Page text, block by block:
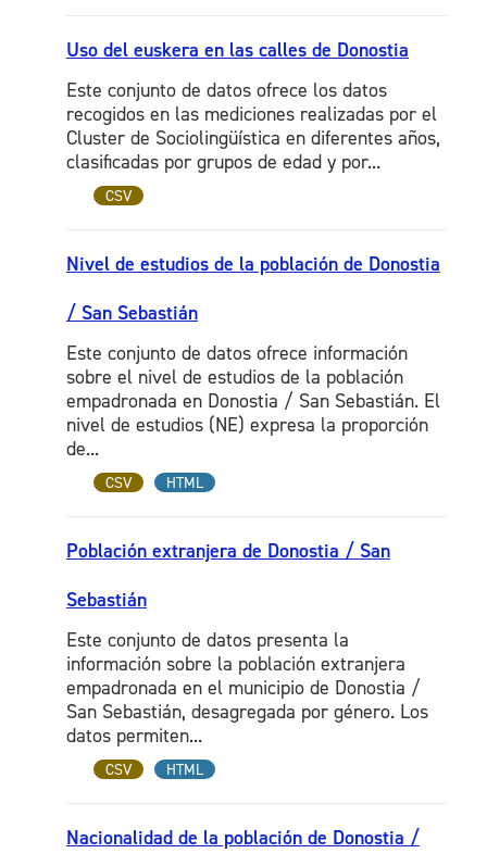
Uso del euskera en las calles de Donostia
Este conjunto de datos ofrece los datos
recogidos en las mediciones realizadas por el
Cluster de Sociolingüística en diferentes años,
clasificadas por grupos de edad y por...
CSV
Nivel de estudios de la población de Donostia
/ San Sebastián
Este conjunto de datos ofrece información
sobre el nivel de estudios de la población
empadronada en Donostia / San Sebastián. El
nivel de estudios (NE) expresa la proporción
de...
CSV HTML
Población extranjera de Donostia / San
Sebastián
Este conjunto de datos presenta la
información sobre la población extranjera
empadronada en el municipio de Donostia /
San Sebastián, desagregada por género. Los
datos permiten...
CSV HTML
Nacionalidad de la población de Donostia /